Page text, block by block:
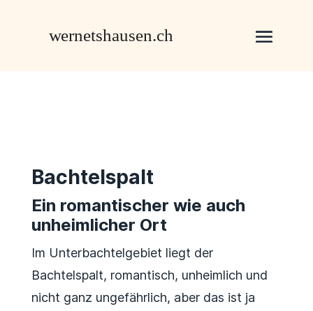
Bachtelspalt
Ein romantischer wie auch
unheimlicher Ort
Im Unterbachtelgebiet liegt der
Bachtelspalt, romantisch, unheimlich und
nicht ganz ungefährlich, aber das ist ja